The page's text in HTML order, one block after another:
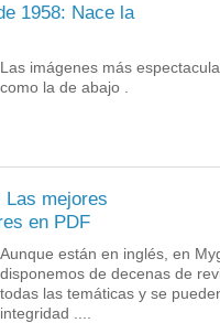
1958: Nace la
Las imágenes más
como la de abajo .
Las mejores
en PDF
Aunque están en inglés, en
disponemos de decenas de
todas las temáticas y se
integridad ....